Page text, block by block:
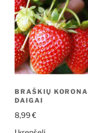
BRAŠKIŲ
DAIGAI
8,99€